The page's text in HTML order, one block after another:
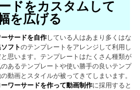
ドをカスタムして
を広げる
ーサードを自作している人はあまり多くはな
フトのテンプレートをアレンジして利用し
思います。テンプレートはたくさん種類が
あるテンプレートや使い勝手の良いテンプ
動画とスタイルが被ってきてしまいます。
ーワーサードを作って動画制作に採用すると